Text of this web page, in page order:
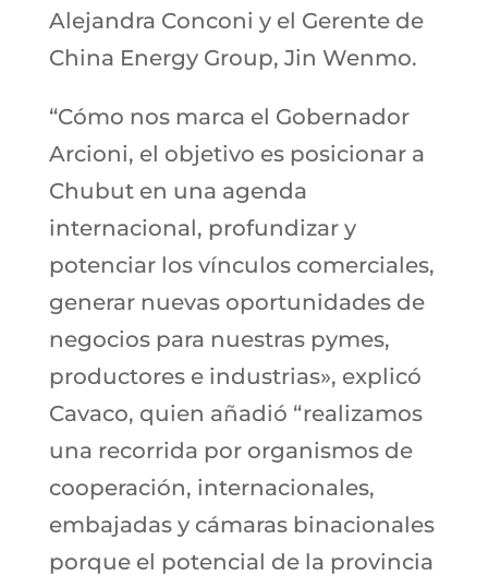
Alejandra Conconi y el Gerente de
China Energy Group, Jin Wenmo.
“Cómo nos marca el Gobernador
Arcioni, el objetivo es posicionar a
Chubut en una agenda
internacional, profundizar y
potenciar los vínculos comerciales,
generar nuevas oportunidades de
negocios para nuestras pymes,
productores e industrias», explicó
Cavaco, quien añadió “realizamos
una recorrida por organismos de
cooperación, internacionales,
embajadas y cámaras binacionales
porque el potencial de la provincia